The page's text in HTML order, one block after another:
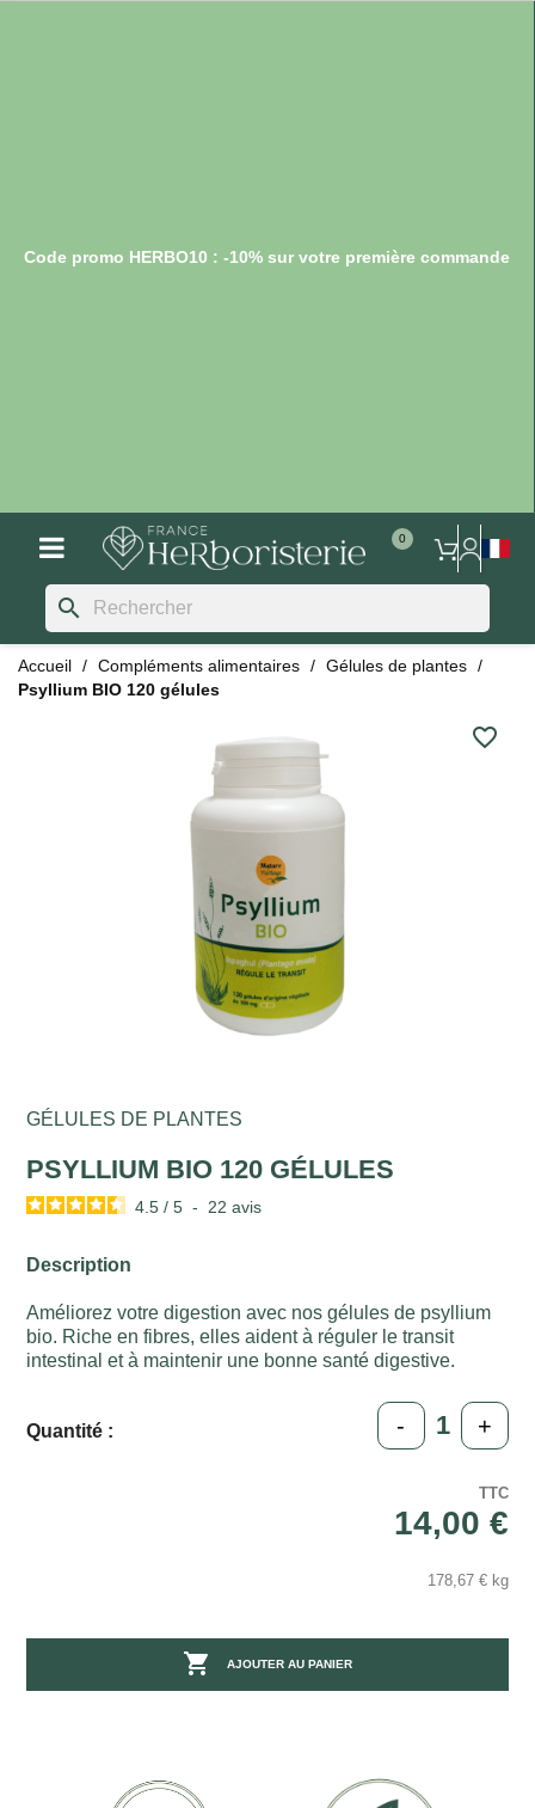
Code promo HERBO10 : -10% sur votre première commande
search
Accueil Compléments alimentaires
Gélules de plantes
Psyllium BIO 120 gélules
favorite_border
GÉLULES DE PLANTES
PSYLLIUM BIO 120 GÉLULES
4.5 / 5 - 22avis
Description
Améliorez votre digestion avec nos gélules de psyllium
bio. Riche en fibres, elles aident à réguler le transit
intestinal et à maintenir une bonne santé digestive.
Quantité : - +
TTC
14,00 €
178,67 € kg
 AJOUTER AU PANIER